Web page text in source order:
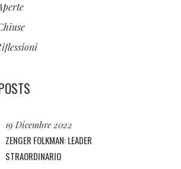
19 Dicembre 2022
ZENGER FOLKMAN: LEADER
STRAORDINARIO